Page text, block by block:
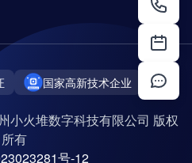
国家高新技术企业
小火堆数字科技有限公司 版权
所有
号-12